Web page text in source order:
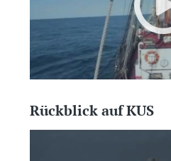
Rückblick auf KUS